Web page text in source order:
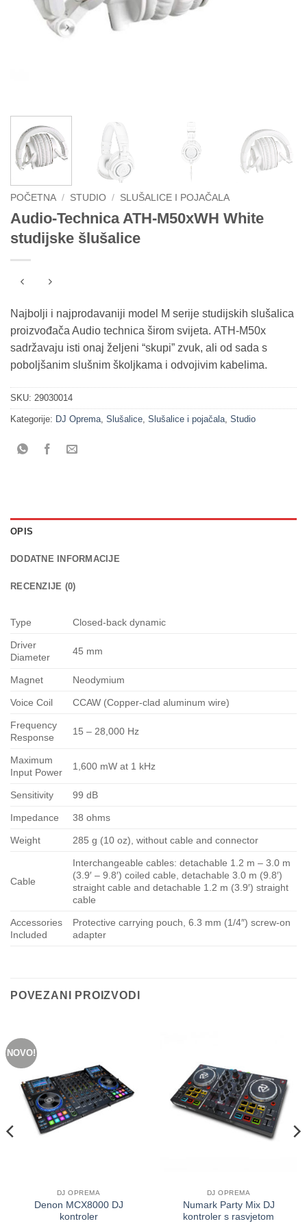
POČETNA / STUDIO / SLUŠALICE I POJAČALA
Audio-Technica ATH-M50xWH White
studijske šlušalice
Najbolji i najprodavaniji model M serije studijskih slušalica
proizvođača Audio technica širom svijeta. ATH-M50x
sadržavaju isti onaj željeni “skupi” zvuk, ali od sada s
poboljšanim slušnim školjkama i odvojivim kabelima.
SKU: 29030014
Kategorije: DJ Oprema, Slušalice, Slušalice i pojačala, Studio
OPIS
DODATNE INFORMACIJE
RECENZIJE (0)
Type Closed-back dynamic
Driver
Diameter
45 mm
Magnet Neodymium
Voice Coil CCAW (Copper-clad aluminum wire)
Frequency
Response
15 – 28,000 Hz
Maximum
Input Power
1,600 mW at 1 kHz
Sensitivity 99 dB
Impedance 38 ohms
Weight 285 g (10 oz), without cable and connector
Cable
Interchangeable cables: detachable 1.2 m – 3.0 m
(3.9′ – 9.8′) coiled cable, detachable 3.0 m (9.8′)
straight cable and detachable 1.2 m (3.9′) straight
cable
Accessories
Included
Protective carrying pouch, 6.3 mm (1/4″) screw-on
adapter
POVEZANI PROIZVODI
NOVO!
DJ OPREMA
Denon MCX8000 DJ
kontroler
DJ OPREMA
Numark Party Mix DJ
kontroler s rasvjetom